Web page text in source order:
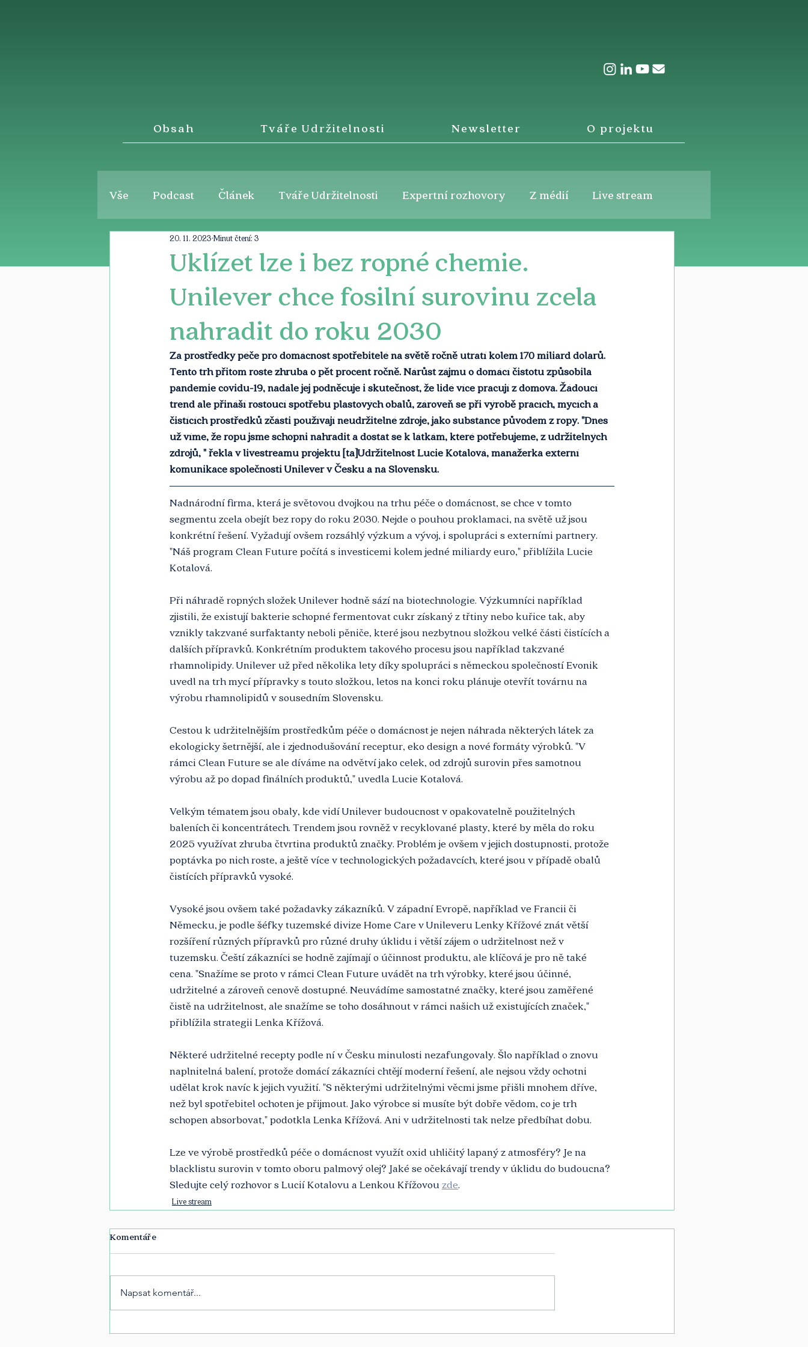
Obsah Tváře Udržitelnosti Newsletter O projektu
Vše Podcast Článek Tváře Udržitelnosti Expertní rozhovory Z médií Live stream
Uklízet lze i bez ropné chemie.
Unilever chce fosilní surovinu zcela
nahradit do roku 2030
20. 11. 2023 Minut čtení: 3
Za prostředky péče pro domácnost spotřebitelé na světě ročně utratí kolem 170 miliard dolarů.
Tento trh přitom roste zhruba o pět procent ročně. Nárůst zájmu o domácí čistotu způsobila
pandemie covidu-19, nadále jej podněcuje i skutečnost, že lidé více pracují z domova. Žádoucí
trend ale přináší rostoucí spotřebu plastových obalů, zároveň se při výrobě pracích, mycích a
čistících prostředků zčásti používají neudržitelné zdroje, jako substance původem z ropy. "Dnes
už víme, že ropu jsme schopni nahradit a dostat se k látkám, které potřebujeme, z udržitelných
zdrojů, " řekla v livestreamu projektu [ta]Udržitelnost Lucie Kotalová, manažerka externí
komunikace společnosti Unilever v Česku a na Slovensku.
Nadnárodní firma, která je světovou dvojkou na trhu péče o domácnost, se chce v tomto
segmentu zcela obejít bez ropy do roku 2030. Nejde o pouhou proklamaci, na světě už jsou
konkrétní řešení. Vyžadují ovšem rozsáhlý výzkum a vývoj, i spolupráci s externími partnery.
"Náš program Clean Future počítá s investicemi kolem jedné miliardy euro," přiblížila Lucie
Kotalová.
Při náhradě ropných složek Unilever hodně sází na biotechnologie. Výzkumníci například
zjistili, že existují bakterie schopné fermentovat cukr získaný z třtiny nebo kuřice tak, aby
vznikly takzvané surfaktanty neboli pěniče, které jsou nezbytnou složkou velké části čistících a
dalších přípravků. Konkrétním produktem takového procesu jsou například takzvané
rhamnolipidy. Unilever už před několika lety díky spolupráci s německou společností Evonik
uvedl na trh mycí přípravky s touto složkou, letos na konci roku plánuje otevřít továrnu na
výrobu rhamnolipidů v sousedním Slovensku.
Cestou k udržitelnějším prostředkům péče o domácnost je nejen náhrada některých látek za
ekologicky šetrnější, ale i zjednodušování receptur, eko design a nové formáty výrobků. "V
rámci Clean Future se ale díváme na odvětví jako celek, od zdrojů surovin přes samotnou
výrobu až po dopad finálních produktů," uvedla Lucie Kotalová.
Velkým tématem jsou obaly, kde vidí Unilever budoucnost v opakovatelně použitelných
baleních či koncentrátech. Trendem jsou rovněž v recyklované plasty, které by měla do roku
2025 využívat zhruba čtvrtina produktů značky. Problém je ovšem v jejich dostupnosti, protože
poptávka po nich roste, a ještě více v technologických požadavcích, které jsou v případě obalů
čistících přípravků vysoké.
Vysoké jsou ovšem také požadavky zákazníků. V západní Evropě, například ve Francii či
Německu, je podle šéfky tuzemské divize Home Care v Unileveru Lenky Křížové znát větší
rozšíření různých přípravků pro různé druhy úklidu i větší zájem o udržitelnost než v
tuzemsku. Čeští zákazníci se hodně zajímají o účinnost produktu, ale klíčová je pro ně také
cena. "Snažíme se proto v rámci Clean Future uvádět na trh výrobky, které jsou účinné,
udržitelné a zároveň cenově dostupné. Neuvádíme samostatné značky, které jsou zaměřené
čistě na udržitelnost, ale snažíme se toho dosáhnout v rámci našich už existujících značek,"
přiblížila strategii Lenka Křížová.
Některé udržitelné recepty podle ní v Česku minulosti nezafungovaly. Šlo například o znovu
naplnitelná balení, protože domácí zákazníci chtějí moderní řešení, ale nejsou vždy ochotni
udělat krok navíc k jejich využití. "S některými udržitelnými věcmi jsme přišli mnohem dříve,
než byl spotřebitel ochoten je přijmout. Jako výrobce si musíte být dobře vědom, co je trh
schopen absorbovat," podotkla Lenka Křížová. Ani v udržitelnosti tak nelze předbíhat dobu.
Lze ve výrobě prostředků péče o domácnost využít oxid uhličitý lapaný z atmosféry? Je na
blacklistu surovin v tomto oboru palmový olej? Jaké se očekávají trendy v úklidu do budoucna?
Sledujte celý rozhovor s Lucií Kotalovu a Lenkou Křížovou zde.
Live stream
Komentáře
Napsat komentář...